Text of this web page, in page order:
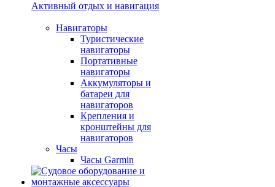
Активный отдых и навигация
Навигаторы
Туристические
навигаторы
Портативные
навигаторы
Аккумуляторы и
батареи для
навигаторов
Крепления и
кронштейны для
навигаторов
Часы
Часы Garmin